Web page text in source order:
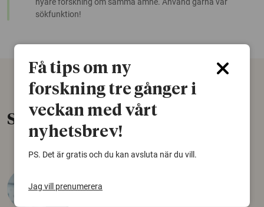
sökfunktion!
Senaste nytt
desinformation?
Få tips om ny
forskning tre gånger i
veckan med vårt
nyhetsbrev!
PS. Det är gratis och du kan avsluta när du vill.
Jag vill prenumerera